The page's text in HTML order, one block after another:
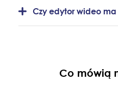
Czy edytor wideo
Co mówią